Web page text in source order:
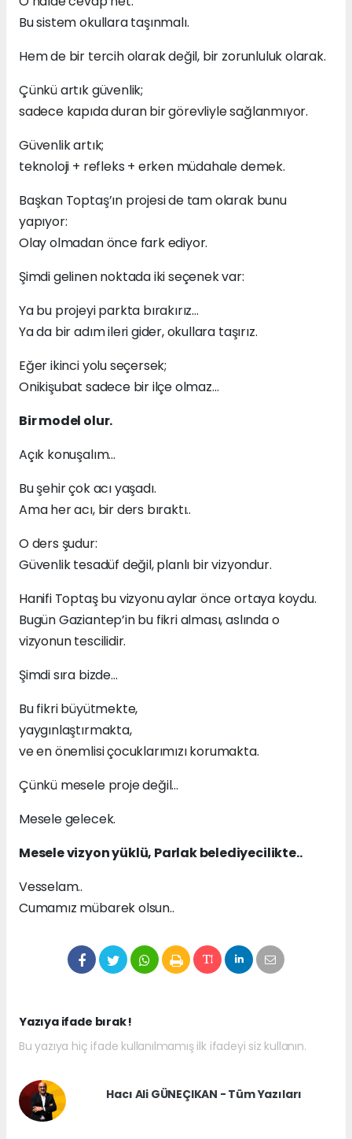
Bu sistem okullara taşınmalı.
Hem de bir tercih olarak değil, bir zorunluluk olarak.
Çünkü artık güvenlik;
sadece kapıda duran bir görevliyle sağlanmıyor.
Güvenlik artık;
teknoloji + refleks + erken müdahale demek.
Başkan Toptaş’ın projesi de tam olarak bunu
yapıyor:
Olay olmadan önce fark ediyor.
Şimdi gelinen noktada iki seçenek var:
Ya bu projeyi parkta bırakırız…
Ya da bir adım ileri gider, okullara taşırız.
Eğer ikinci yolu seçersek;
Onikişubat sadece bir ilçe olmaz…
Bir model olur.
Açık konuşalım…
Bu şehir çok acı yaşadı.
Ama her acı, bir ders bıraktı..
O ders şudur:
Güvenlik tesadüf değil, planlı bir vizyondur.
Hanifi Toptaş bu vizyonu aylar önce ortaya koydu.
Bugün Gaziantep’in bu fikri alması, aslında o
vizyonun tescilidir.
Şimdi sıra bizde…
Bu fikri büyütmekte,
yaygınlaştırmakta,
ve en önemlisi çocuklarımızı korumakta.
Çünkü mesele proje değil…
Mesele gelecek.
Mesele vizyon yüklü, Parlak belediyecilikte..
Vesselam..
Cumamız mübarek olsun..
Yazıya ifade bırak !
Bu yazıya hiç ifade kullanılmamış ilk ifadeyi siz kullanın.
Hacı Ali GÜNEÇIKAN - Tüm Yazıları